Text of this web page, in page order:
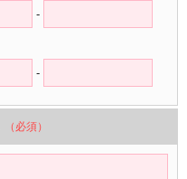
-
-
（必須）